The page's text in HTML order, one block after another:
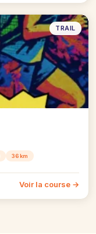
TRAIL
36 km
Voir la course →